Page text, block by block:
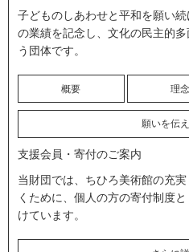
子どものしあわせと平和を願い
の業績を記念し、文化の民主的
う団体です。
概要 理念
願いを伝
支援会員・寄付のご案内
当財団では、ちひろ美術館の充
くために、個人の方の寄付制度
けています。